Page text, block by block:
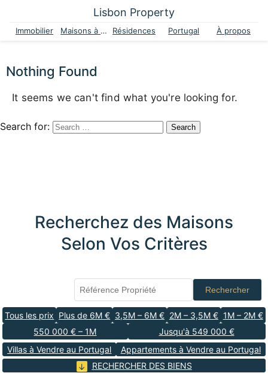
Lisbon Property
Immobilier Maisons à vendre Résidences Portugal À propos
Nothing Found
It seems we can't find what you're looking for.
Search for:
Recherchez des Maisons
Selon Vos Critères
Rechercher
Tous les prix Plus de 6M € 3,5M – 6M € 2M – 3,5M € 1M – 2M €
550 000 € – 1M
Jusqu'à 549 000 €
Villas à Vendre au Portugal
Appartements à Vendre au Portugal
RECHERCHER DES BIENS